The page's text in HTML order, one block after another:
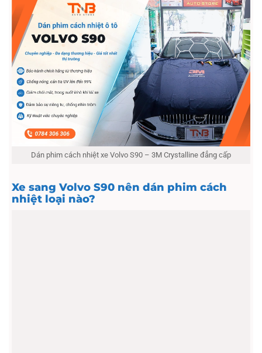
Dán phim cách nhiệt xe Volvo S90 – 3M Crystalline đẳng cấp
Xe sang Volvo S90 nên dán phim cách
nhiệt loại nào?